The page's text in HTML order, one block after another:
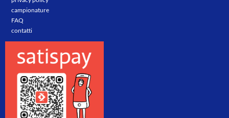
campionature
FAQ
contatti